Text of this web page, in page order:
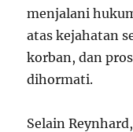
menjalani
atas kejahatan
korban, dan
dihormati.
Selain